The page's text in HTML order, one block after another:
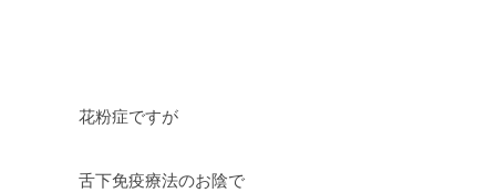
花粉症ですが
舌下免疫療法のお陰で